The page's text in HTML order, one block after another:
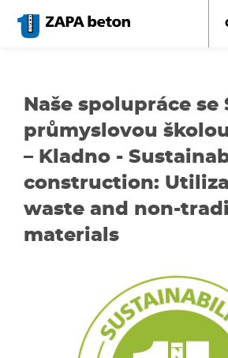
hlavnímu
Naše spolupráce se
průmyslovou
– Kladno -
construction:
waste and non-
materials